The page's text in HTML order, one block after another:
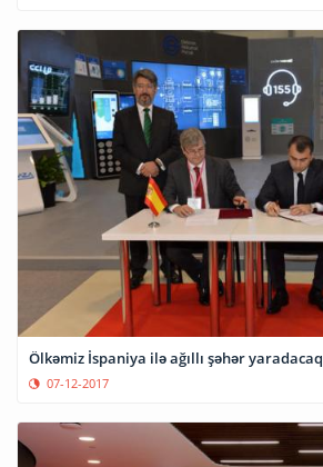
Ölkəmiz İspaniya ilə ağıllı şəhər yaradacaq
07-12-2017